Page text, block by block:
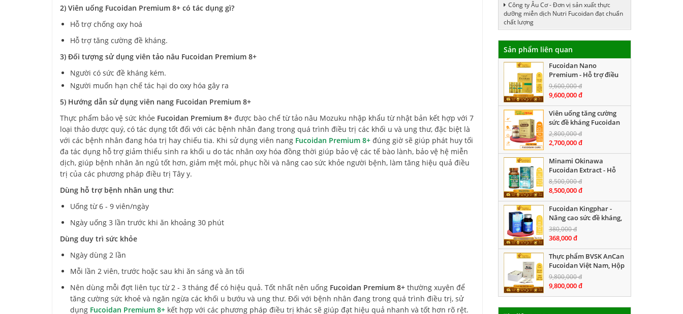
2) Viên uống Fucoidan Premium 8+ có tác dụng gì?
Hỗ trợ chống oxy hoá
Hỗ trợ tăng cường đề kháng.
3) Đối tượng sử dụng viên tảo nâu Fucoidan Premium 8+
Người có sức đề kháng kém.
Người muốn hạn chế tác hại do oxy hóa gây ra
5) Hướng dẫn sử dụng viên nang Fucoidan Premium 8+
Thực phẩm bảo vệ sức khỏe Fucoidan Premium 8+ được bào chế từ tảo nâu Mozuku nhập khẩu từ nhật bản kết hợp với 7
loại thảo dược quý, có tác dụng tốt đối với các bệnh nhân đang trong quá trình điều trị các khối u và ung thư, đặc biệt là
với các bệnh nhân đang hóa trị hay chiếu tia. Khi sử dụng viên nang Fucoidan Premium 8+ đúng giờ sẽ giúp phát huy tối
đa tác dụng hỗ trợ giảm thiểu sinh ra khối u do tác nhân oxy hóa đồng thời giúp bảo vệ các tế bào lành, bảo vệ hệ miễn
dịch, giúp bệnh nhân ăn ngủ tốt hơn, giảm mệt mỏi, phục hồi và nâng cao sức khỏe người bệnh, làm tăng hiệu quả điều
trị của các phương pháp điều trị Tây y.
Dùng hỗ trợ bệnh nhân ung thư:
Uống từ 6 - 9 viên/ngày
Ngày uống 3 lần trước khi ăn khoảng 30 phút
Dùng duy trì sức khỏe
Ngày dùng 2 lần
Mỗi lần 2 viên, trước hoặc sau khi ăn sáng và ăn tối
Nên dùng mỗi đợt liên tục từ 2 - 3 tháng để có hiệu quả. Tốt nhất nên uống Fucoidan Premium 8+ thường xuyên để
tăng cường sức khoẻ và ngăn ngừa các khối u bướu và ung thư. Đối với bệnh nhân đang trong quá trình điều trị, sử
dụng Fucoidan Premium 8+ kết hợp với các phương pháp điều trị khác sẽ giúp đạt hiệu quả nhanh và tốt hơn rõ rệt.
Công ty Âu Cơ - Đơn vị sản xuất thực
dưỡng miễn dịch Nutri Fucoidan đạt chuẩn
chất lượng
Sản phẩm liên quan
Fucoidan Nano
Premium - Hỗ trợ điều
trị ung thư. Hộp 30 gói
9,600,000 đ
9,600,000 đ
Viên uống tăng cường
sức đề kháng Fucoidan
Care, Hộp 60 viên nang
cứng
2,800,000 đ
2,700,000 đ
Minami Okinawa
Fucoidan Extract - Hỗ
trợ điều trị ung thư, Hộp
240 viên
8,500,000 đ
8,500,000 đ
Fucoidan Kingphar -
Nâng cao sức đề kháng,
Hộp 40 viên
380,000 đ
368,000 đ
Thực phẩm BVSK AnCan
Fucoidan Việt Nam, Hộp
30 gói bột
9,800,000 đ
9,800,000 đ